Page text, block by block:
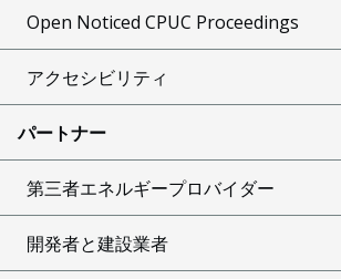
Open Noticed CPUC Proceedings
アクセシビリティ
パートナー
第三者エネルギープロバイダー
開発者と建設業者